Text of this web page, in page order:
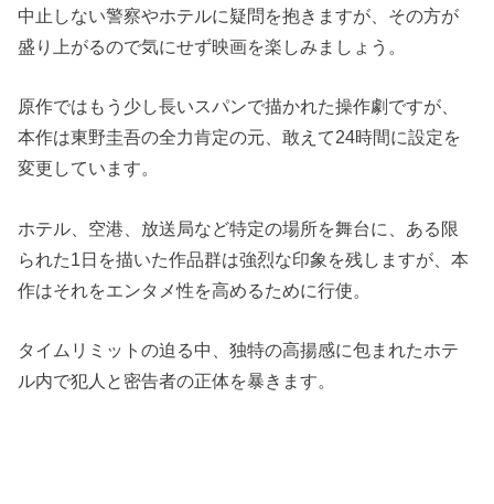
中止しない警察やホテルに疑問を抱きますが、その方が
盛り上がるので気にせず映画を楽しみましょう。
原作ではもう少し長いスパンで描かれた操作劇ですが、
本作は東野圭吾の全力肯定の元、敢えて24時間に設定を
変更しています。
ホテル、空港、放送局など特定の場所を舞台に、ある限
られた1日を描いた作品群は強烈な印象を残しますが、本
作はそれをエンタメ性を高めるために行使。
タイムリミットの迫る中、独特の高揚感に包まれたホテ
ル内で犯人と密告者の正体を暴きます。